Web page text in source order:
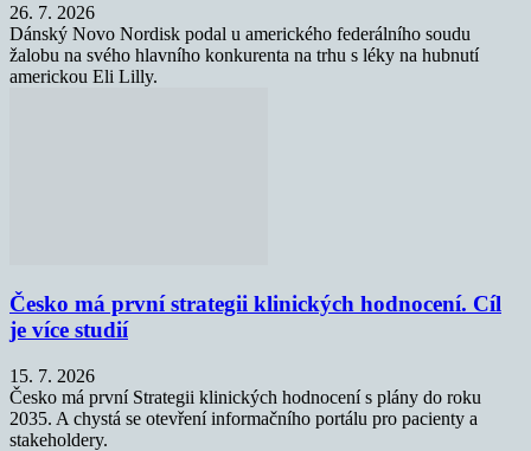
26. 7. 2026
Dánský Novo Nordisk podal u amerického federálního soudu
žalobu na svého hlavního konkurenta na trhu s léky na hubnutí
americkou Eli Lilly.
Česko má první strategii klinických hodnocení. Cíl
je více studií
15. 7. 2026
Česko má první Strategii klinických hodnocení s plány do roku
2035. A chystá se otevření informačního portálu pro pacienty a
stakeholdery.